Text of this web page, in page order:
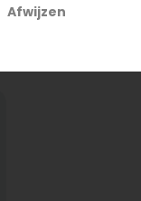
Afwijzen